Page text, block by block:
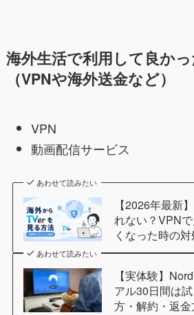
海外生活で利用して良か
（VPNや海外送金など）
VPN
動画配信サービス
あわせて読みたい
【2026年最新
れない？VPN
くなった時の
あわせて読みたい
【実体験】
アル30日間は
方・解約・返金